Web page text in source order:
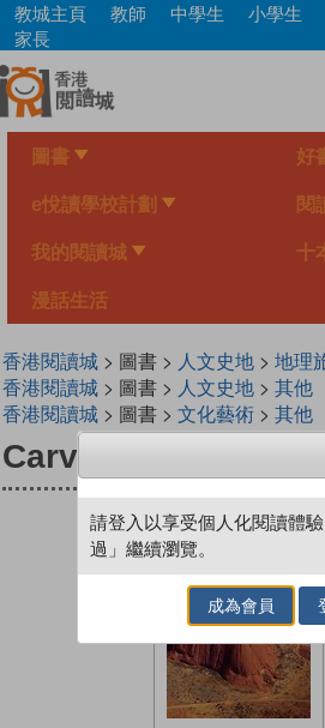
Skip
main
content
教城主頁 教師 中學生
小學生
家長
圖書 好
e悅讀學校計劃 閱
我的閱讀城 十
漫話生活
香港閱讀城> 圖書 > 人文史地> 地理
香港閱讀城> 圖書 > 人文史地> 其他
香港閱讀城> 圖書 > 文化藝術> 其他
Carved by Time
請登入以享受個人化閱讀體
過」繼續瀏覽。
成為會員